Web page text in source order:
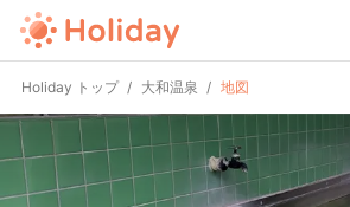
Holiday トップ 大和温泉 地図